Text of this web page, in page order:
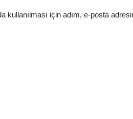
kullanılması için adım, e-posta